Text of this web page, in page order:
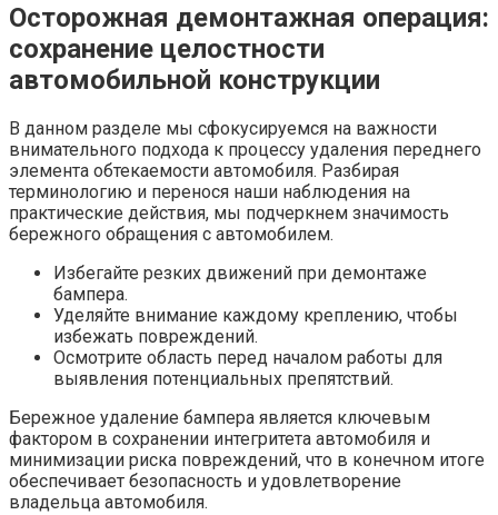
Осторожная демонтажная операция:
сохранение целостности
автомобильной конструкции
В данном разделе мы сфокусируемся на важности
внимательного подхода к процессу удаления переднего
элемента обтекаемости автомобиля. Разбирая
терминологию и перенося наши наблюдения на
практические действия, мы подчеркнем значимость
бережного обращения с автомобилем.
Избегайте резких движений при демонтаже
бампера.
Уделяйте внимание каждому креплению, чтобы
избежать повреждений.
Осмотрите область перед началом работы для
выявления потенциальных препятствий.
Бережное удаление бампера является ключевым
фактором в сохранении интегритета автомобиля и
минимизации риска повреждений, что в конечном итоге
обеспечивает безопасность и удовлетворение
владельца автомобиля.